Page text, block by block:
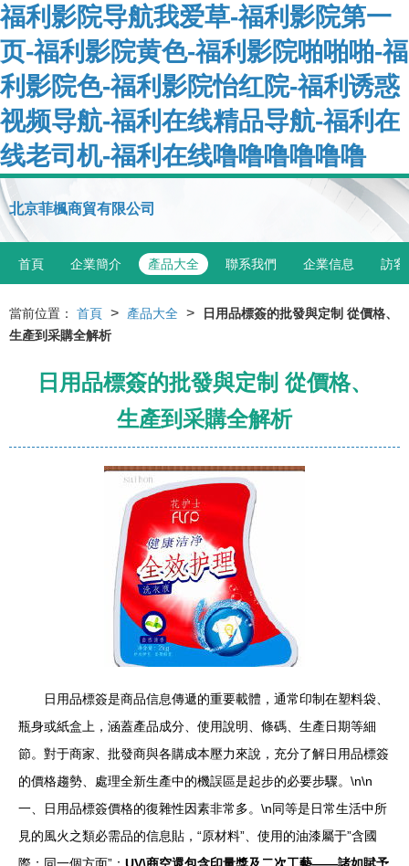
福利影院导航我爱草-福利影院第一
页-福利影院黄色-福利影院啪啪啪-福
利影院色-福利影院怡红院-福利诱惑
视频导航-福利在线精品导航-福利在
线老司机-福利在线噜噜噜噜噜噜
北京菲楓商貿有限公司
首頁 企業簡介 產品大全 聯系我們 企業信息 訪客
當前位置： 首頁 > 產品大全 >
日用品標簽的批發與定制 從價格、
生產到采購全解析
日用品標簽的批發與定制 從價格、
生產到采購全解析
日用品標簽是商品信息傳遞的重要載體，通常印制在塑料袋、
瓶身或紙盒上，涵蓋產品成分、使用說明、條碼、生產日期等細
節。對于商家、批發商與各購成本壓力來說，充分了解日用品標簽
的價格趨勢、處理全新生產中的機誤區是起步的必要步驟。\n\n
一、日用品標簽價格的復雜性因素非常多。\n同等是日常生活中所
見的風火之類必需品的信息貼，“原材料”、使用的油漆屬于”含國